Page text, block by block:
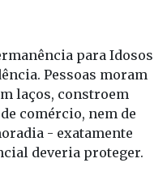
para Idosos
Pessoas moram
laços, constroem
comércio, nem de
- exatamente
deveria proteger.